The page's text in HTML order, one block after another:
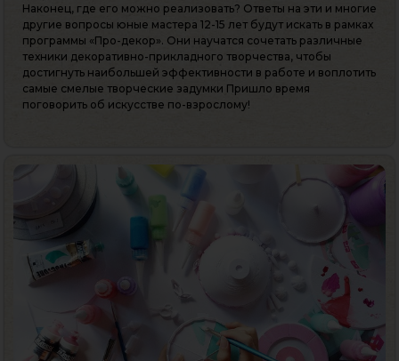
Наконец, где его можно реализовать? Ответы на эти и многие
другие вопросы юные мастера 12-15 лет будут искать в рамках
программы «Про-декор». Они научатся сочетать различные
техники декоративно-прикладного творчества, чтобы
достигнуть наибольшей эффективности в работе и воплотить
самые смелые творческие задумки Пришло время
поговорить об искусстве по-взрослому!